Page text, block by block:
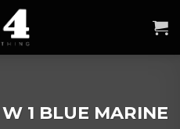
1 BLUE MARINE